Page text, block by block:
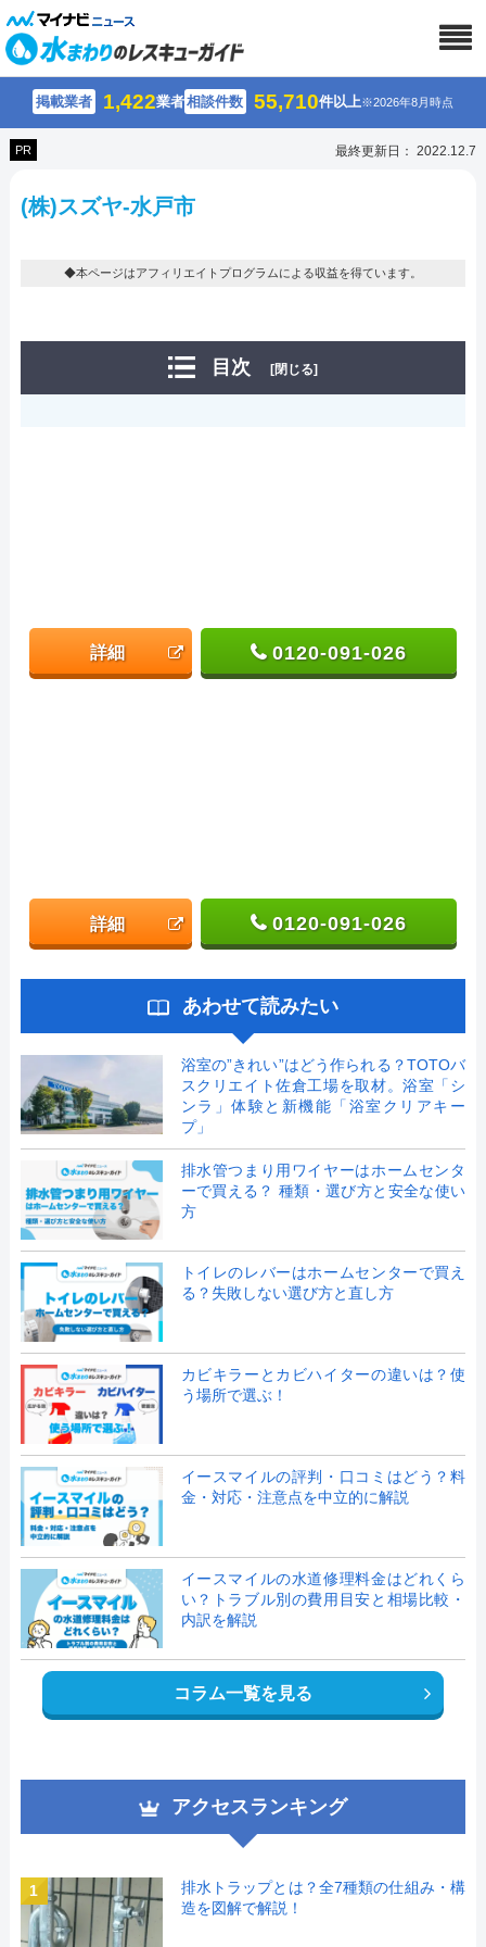
掲載業者 1,422業者相談件数 55,710件以上※2026年8月時点
PR 最終更新日： 2022.12.7
(株)スズヤ-水戸市
◆本ページはアフィリエイトプログラムによる収益を得ています。
目次 [閉じる]
詳細 0120-091-026
詳細 0120-091-026
あわせて読みたい
浴室の”きれい”はどう作られる？TOTOバ
スクリエイト佐倉工場を取材。浴室「シ
ンラ」体験と新機能「浴室クリアキー
プ」
排水管つまり用ワイヤーはホームセンタ
ーで買える？ 種類・選び方と安全な使い
方
トイレのレバーはホームセンターで買え
る？失敗しない選び方と直し方
カビキラーとカビハイターの違いは？使
う場所で選ぶ！
イースマイルの評判・口コミはどう？料
金・対応・注意点を中立的に解説
イースマイルの水道修理料金はどれくら
い？トラブル別の費用目安と相場比較・
内訳を解説
コラム一覧を見る
アクセスランキング
1
排水トラップとは？全7種類の仕組み・構
造を図解で解説！